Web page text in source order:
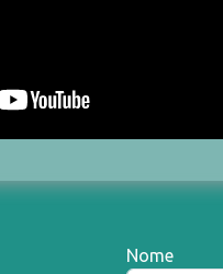
Nome